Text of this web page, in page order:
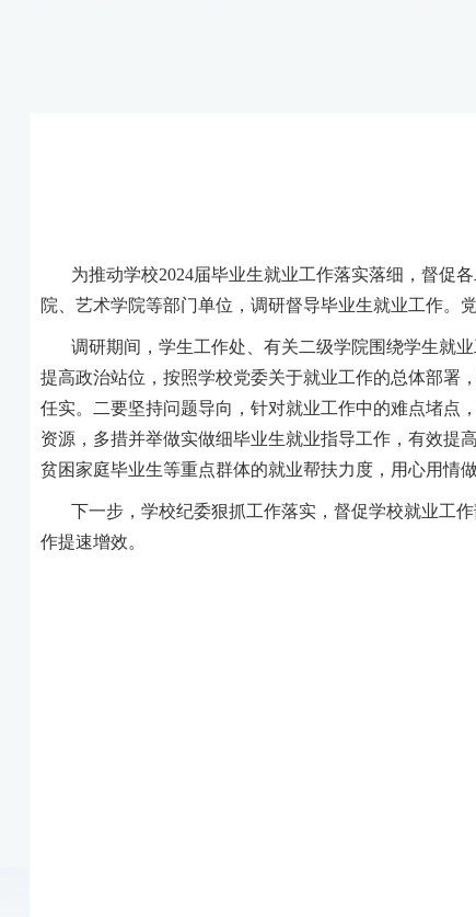
为推动学校2024届毕业生就业工作落实落细，督促
院、艺术学院等部门单位，调研督导毕业生就业工作。
调研期间，学生工作处、有关二级学院围绕学生就
提高政治站位，按照学校党委关于就业工作的总体部署
任实。二要坚持问题导向，针对就业工作中的难点堵点
资源，多措并举做实做细毕业生就业指导工作，有效提
贫困家庭毕业生等重点群体的就业帮扶力度，用心用情
下一步，学校纪委狠抓工作落实，督促学校就业工
作提速增效。